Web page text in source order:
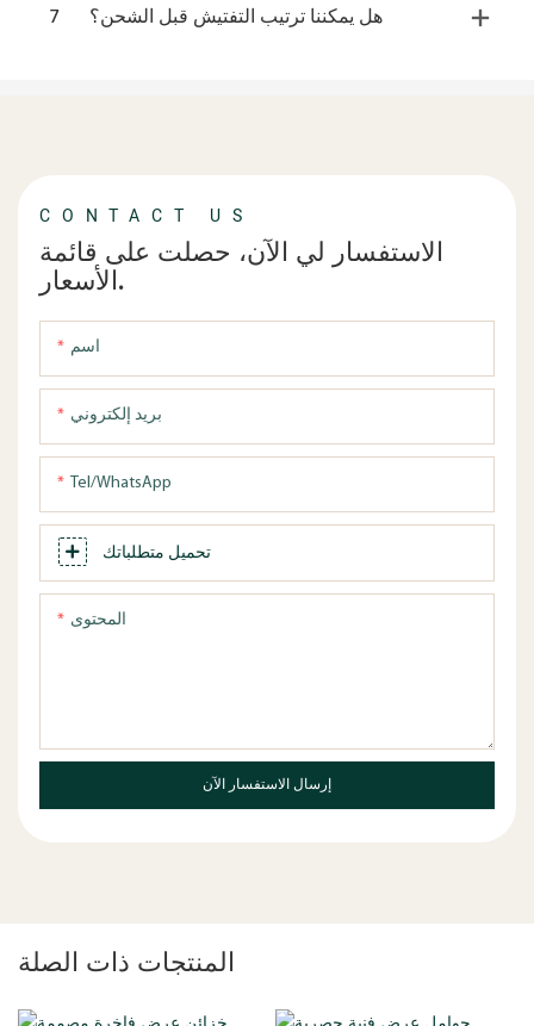
7
هل يمكننا ترتيب التفتيش قبل الشحن؟
CONTACT US
الاستفسار لي الآن، حصلت على قائمة
الأسعار.
اسم
بريد إلكتروني
Tel/WhatsApp
تحميل متطلباتك
المحتوى
إرسال الاستفسار الآن
المنتجات ذات الصلة